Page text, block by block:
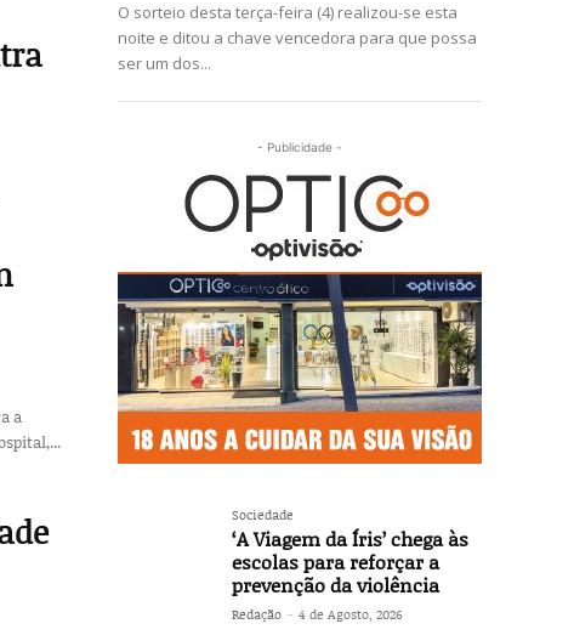
a
O sorteio desta terça-feira (4) realizou-se esta
noite e ditou a chave vencedora para que possa
ser um dos...
- Publicidade -
Sociedade
‘A Viagem da Íris’ chega às
escolas para reforçar a
prevenção da violência
Redação - 4 de Agosto, 2026